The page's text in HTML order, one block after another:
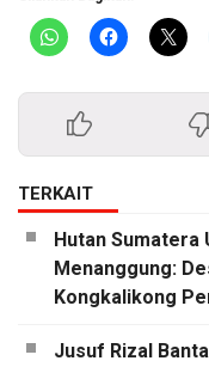
TERKAIT
Hutan Sumatera
Menanggung:
Kongkalikong
Jusuf Rizal